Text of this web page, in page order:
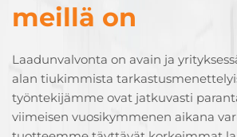
meillä on
Laadunvalvonta on avain ja
alan tiukimmista
työntekijämme ovat jatkuvasti
viimeisen vuosikymmenen aikana